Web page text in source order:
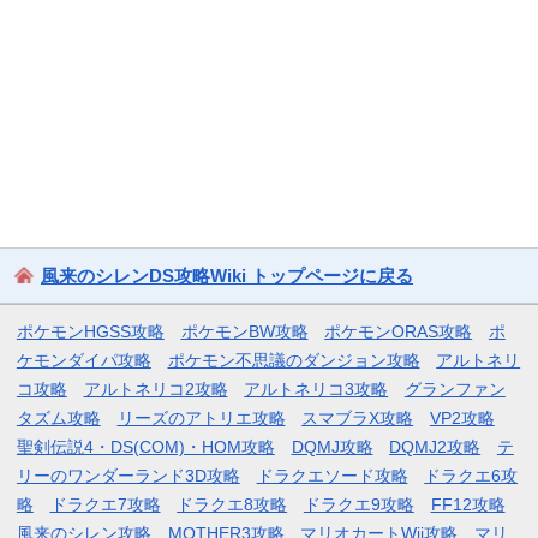
風来のシレンDS攻略Wiki トップページに戻る
ポケモンHGSS攻略 ポケモンBW攻略 ポケモンORAS攻略
ポ
ケモンダイパ攻略
ポケモン不思議のダンジョン攻略
アルトネリ
コ攻略
アルトネリコ2攻略 アルトネリコ3攻略
グランファン
タズム攻略
リーズのアトリエ攻略 スマブラX攻略
VP2攻略
聖剣伝説4・DS(COM)・HOM攻略
DQMJ攻略 DQMJ2攻略
テ
リーのワンダーランド3D攻略
ドラクエソード攻略
ドラクエ6攻
略
ドラクエ7攻略 ドラクエ8攻略 ドラクエ9攻略
FF12攻略
風来のシレン攻略
MOTHER3攻略 マリオカートWii攻略 マリ